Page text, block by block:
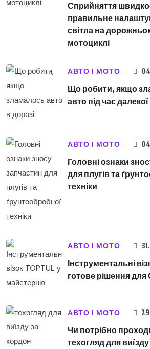
Сприйняття
правильне
світла на
мотоциклі
АВТО І МОТО
Що робити, якщо
авто під час
АВТО І МОТО
Головні ознаки
для плугів та
техніки
АВТО І МОТО
Інструментальні
готове рішення
АВТО І МОТО
Чи потрібно
техогляд для